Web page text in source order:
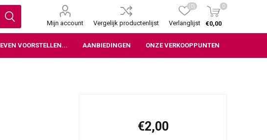
Mijn account Vergelijk productenlijst Verlanglijst
(0) 0
€0,00
EVEN VOORSTELLEN... AANBIEDINGEN ONZE VERKOOPPUNTEN
€2,00